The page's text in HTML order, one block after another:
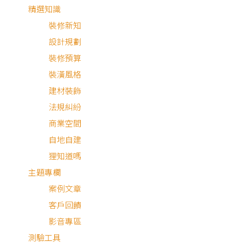
精選知識
裝修新知
設計規劃
裝修預算
裝潢風格
建材裝飾
法規糾紛
商業空間
自地自建
狸知道嗎
主題專欄
案例文章
客戶回饋
影音專區
測驗工具
屋主需求與設計理念
這棟位於海邊的房子，在業主買下的時候還是個毛胚屋，希
透過裝潢能打造一個能好好享受退休生活的家。設計師與夫